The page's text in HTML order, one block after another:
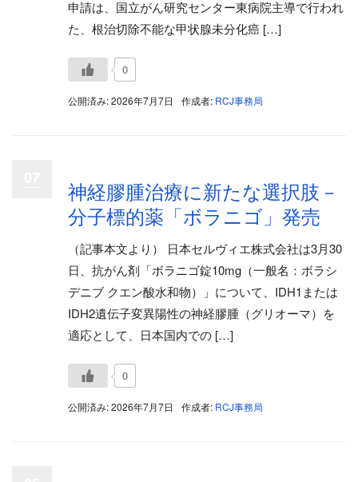
申請は、国立がん研究センター東病院主導で行われ
た、根治切除不能な甲状腺未分化癌 […]
0
公開済み: 2026年7月7日 作成者: RCJ事務局
神経膠腫治療に新たな選択肢－
分子標的薬「ボラニゴ」発売
（記事本文より） 日本セルヴィエ株式会社は3月30
日、抗がん剤「ボラニゴ錠10mg（一般名：ボラシ
デニブ クエン酸水和物）」について、IDH1または
IDH2遺伝子変異陽性の神経膠腫（グリオーマ）を
適応として、日本国内での […]
0
公開済み: 2026年7月7日 作成者: RCJ事務局